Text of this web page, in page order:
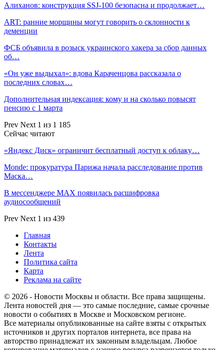
Алиханов: конструкция SSJ-100 безопасна и продолжает…
ART: ранние морщины могут говорить о склонности к
деменции
ФСБ объявила в розыск украинского хакера за сбор данных
об…
«Он уже выдыхал»: вдова Караченцова рассказала о
последних словах…
Дополнительная индексация: кому и на сколько повысят
пенсию с 1 марта
Prev Next 1 из 1 185
Сейчас читают
«Яндекс Диск» ограничит бесплатный доступ к облаку…
Monde: прокуратура Парижа начала расследование против
Маска…
В мессенджере MAX появилась расшифровка
аудиосообщений
Prev Next 1 из 439
Главная
Контакты
Лента
Политика сайта
Карта
Реклама на сайте
© 2026 - Новости Москвы и области. Все права защищены.
Лента новостей дня — это самые последние, самые срочные
новости о событиях в Москве и Московском регионе.
Все материалы опубликованные на сайте взяты с открытых
источников и других порталов интернета, все права на
авторство принадлежат их законным владельцам. Любое